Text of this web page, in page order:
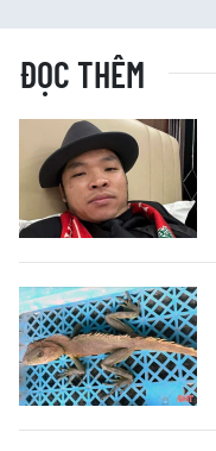
ĐỌC THÊM